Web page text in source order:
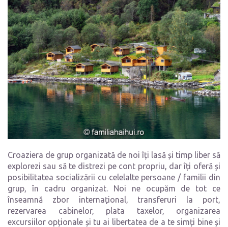
Croaziera de grup organizată de noi îți lasă și timp liber să
explorezi sau să te distrezi pe cont propriu, dar îți oferă și
posibilitatea socializării cu celelalte persoane / familii din
grup, în cadru organizat. Noi ne ocupăm de tot ce
înseamnă zbor internațional, transferuri la port,
rezervarea cabinelor, plata taxelor, organizarea
excursiilor opționale și tu ai libertatea de a te simți bine și